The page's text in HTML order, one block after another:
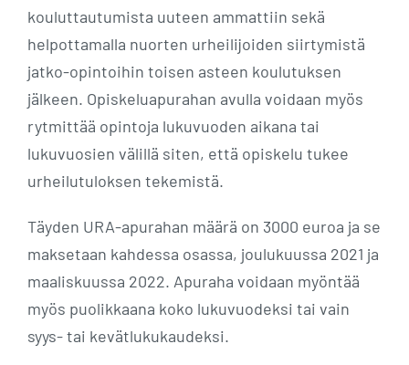
kouluttautumista uuteen ammattiin sekä
helpottamalla nuorten urheilijoiden siirtymistä
jatko-opintoihin toisen asteen koulutuksen
jälkeen. Opiskeluapurahan avulla voidaan myös
rytmittää opintoja lukuvuoden aikana tai
lukuvuosien välillä siten, että opiskelu tukee
urheilutuloksen tekemistä.
Täyden URA-apurahan määrä on 3000 euroa ja se
maksetaan kahdessa osassa, joulukuussa 2021 ja
maaliskuussa 2022. Apuraha voidaan myöntää
myös puolikkaana koko lukuvuodeksi tai vain
syys- tai kevätlukukaudeksi.